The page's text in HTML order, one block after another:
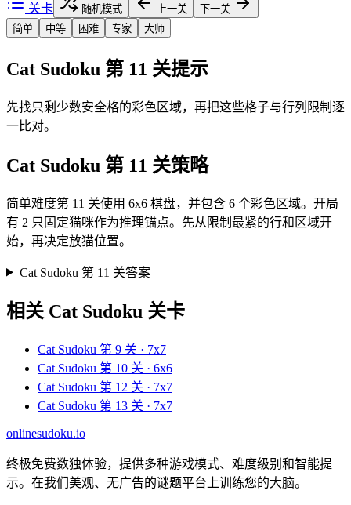
关卡 随机模式 上一关
下一关
简单
中等 困难 专家 大师
Cat Sudoku 第 11 关提示
先找只剩少数安全格的彩色区域，再把这些格子与行列限制逐
一比对。
Cat Sudoku 第 11 关策略
简单难度第 11 关使用 6x6 棋盘，并包含 6 个彩色区域。开局
有 2 只固定猫咪作为推理锚点。先从限制最紧的行和区域开
始，再决定放猫位置。
Cat Sudoku 第 11 关答案
相关 Cat Sudoku 关卡
Cat Sudoku 第 9 关 · 7x7
Cat Sudoku 第 10 关 · 6x6
Cat Sudoku 第 12 关 · 7x7
Cat Sudoku 第 13 关 · 7x7
onlinesudoku.io
终极免费数独体验，提供多种游戏模式、难度级别和智能提
示。在我们美观、无广告的谜题平台上训练您的大脑。